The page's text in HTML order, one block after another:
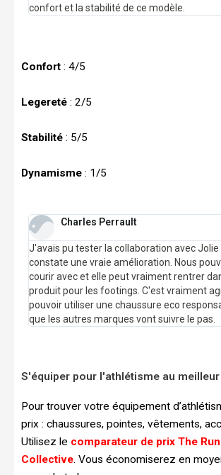
confort et la stabilité de ce modèle.
Confort : 4/5
Legereté : 2/5
Stabilité : 5/5
Dynamisme : 1/5
Charles Perrault
J'avais pu tester la collaboration avec Jolie
constate une vraie amélioration. Nous
courir avec et elle peut vraiment rentrer
produit pour les footings. C'est vraiment
pouvoir utiliser une chaussure eco
que les autres marques vont suivre le pas.
S'équiper pour l'athlétisme au
Pour trouver votre équipement
prix : chaussures, pointes, vêtements,
Utilisez le comparateur de prix The
Collective . Vous économiserez en